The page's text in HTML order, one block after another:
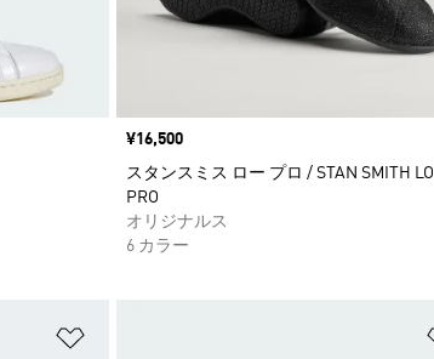
価格
¥16,500
スタンスミス ロー プロ / STAN SMITH LO
PRO
オリジナルス
6 カラー